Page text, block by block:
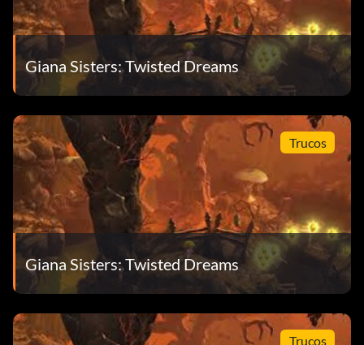
Giana Sisters: Twisted Dreams
Trucos
Giana Sisters: Twisted Dreams
Trucos